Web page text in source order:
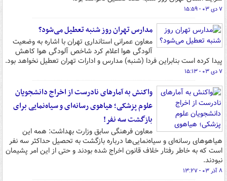
۷ دی ۰۳ - ۱۵:۵۹
مدارس تهران روز شنبه تعطیل می‌شود؟
معاون عمرانی استانداری تهران با اشاره به وضعیت
آلودگی هوا اعلام کرد شاخص آلودگی هوا کاهش
پیدا کرده است بنابراین فردا (شنبه) مدارس و ادارات تهران تعطیل نخواهد بود.
۷ دی ۰۳ - ۱۵:۱۳
واکنش به آمارهای نادرست از اخراج دانشجویان
علوم پزشکی؛ هیاهوی رسانه‌ای و سیاه‌نمایی‌ برای
بازگشت سه نفر!
معاون فرهنگی سابق وزارت بهداشت: همه این
هیاهوهای رسانه‌ای و سیاه‌نمایی‌ها درباره بازگشت به تحصیل حداکثر سه نفر
است که به خاطر رفتار خلاف قانون اخراج شده بودند و حتی از این امر پشیمان
نبودند.
۸ آذر ۰۳ - ۱۳:۲۷